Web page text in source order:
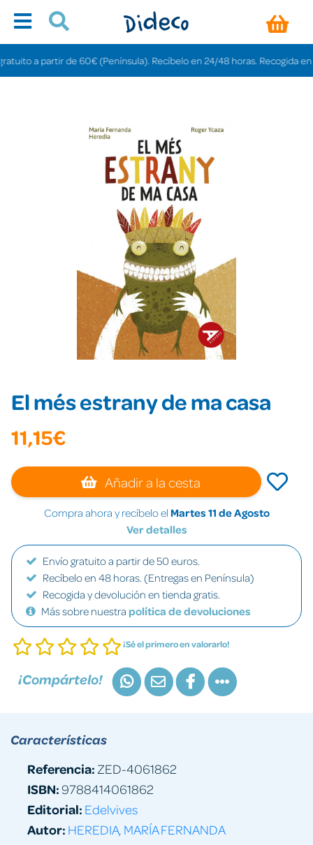
a partir de 60€ (Península). Recíbelo en 24/48 horas. Recogida en
El més estrany de ma casa
11,15€
Añadir a la cesta
Compra ahora y recíbelo el Martes 11 de Agosto
Ver detalles
Envío gratuito a partir de 50 euros.
Recíbelo en 48 horas. (Entregas en Península)
Recogida y devolución en tienda gratis.
Más sobre nuestra política de devoluciones
¡Sé el primero en valorarlo!
¡Compártelo!
Características
Referencia: ZED-4061862
ISBN:9788414061862
Editorial: Edelvives
Autor: HEREDIA, MARÍA FERNANDA